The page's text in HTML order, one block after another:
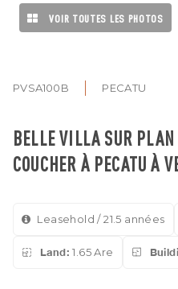
VOIR TOUTES LES PHOTOS
PVSA100B PECATU
BELLE VILLA SUR
COUCHER À PECATU À
Leasehold / 21.5 années
Land: 1.65 Are